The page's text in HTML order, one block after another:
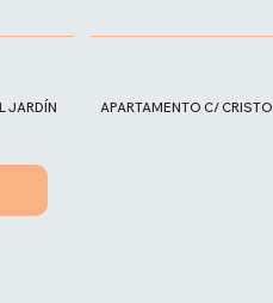
JARDÍN APARTAMENTO C/ CRISTO